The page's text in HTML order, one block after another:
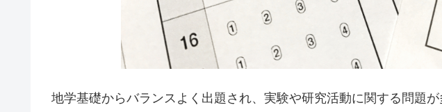
地学基礎からバランスよく出題され、実験や研究活動に関する問題